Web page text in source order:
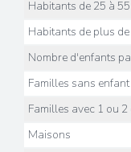
Habitants de 25 à
Habitants de plus
Nombre d'enfants
Familles sans enfant
Familles avec 1 ou
Maisons